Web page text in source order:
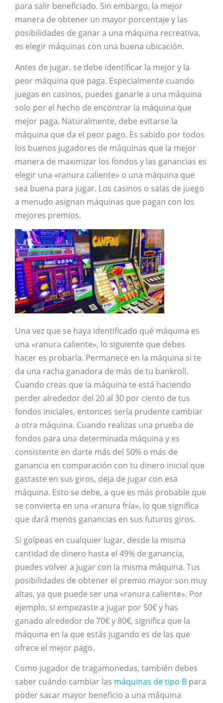
para salir beneficiado. Sin embargo, la mejor
manera de obtener un mayor porcentaje y las
posibilidades de ganar a una máquina recreativa,
es elegir máquinas con una buena ubicación.
Antes de jugar, se debe identificar la mejor y la
peor máquina que paga. Especialmente cuando
juegas en casinos, puedes ganarle a una máquina
solo por el hecho de encontrar la máquina que
mejor paga. Naturalmente, debe evitarse la
máquina que da el peor pago. Es sabido por todos
los buenos jugadores de máquinas que la mejor
manera de maximizar los fondos y las ganancias es
elegir una «ranura caliente» o una máquina que
sea buena para jugar. Los casinos o salas de juego
a menudo asignan máquinas que pagan con los
mejores premios.
Una vez que se haya identificado qué máquina es
una «ranura caliente», lo siguiente que debes
hacer es probarla. Permanece en la máquina si te
da una racha ganadora de más de tu bankroll.
Cuando creas que la máquina te está haciendo
perder alrededor del 20 al 30 por ciento de tus
fondos iniciales, entonces sería prudente cambiar
a otra máquina. Cuando realizas una prueba de
fondos para una determinada máquina y es
consistente en darte más del 50% o más de
ganancia en comparación con tu dinero inicial que
gastaste en sus giros, deja de jugar con esa
máquina. Esto se debe, a que es más probable que
se convierta en una «ranura fría», lo que significa
que dará menos ganancias en sus futuros giros.
Si golpeas en cualquier lugar, desde la misma
cantidad de dinero hasta el 49% de ganancia,
puedes volver a jugar con la misma máquina. Tus
posibilidades de obtener el premio mayor son muy
altas, ya que puede ser una «ranura caliente». Por
ejemplo, si empezaste a jugar por 50€ y has
ganado alrededor de 70€ y 80€, significa que la
máquina en la que estás jugando es de las que
ofrece el mejor pago.
Como jugador de tragamonedas, también debes
saber cuándo cambiar las máquinas de tipo B para
poder sacar mayor beneficio a una máquina